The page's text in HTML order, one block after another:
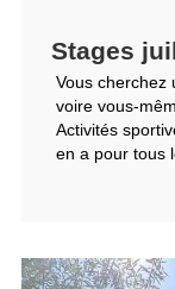
Stages
Vous cherchez
voire vous-
Activités
en a pour tous